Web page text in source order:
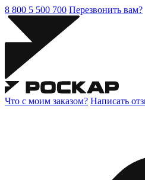
8 800 5 500 700 Перезвонить вам?
Что с моим заказом? Написать